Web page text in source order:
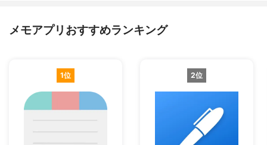
メモアプリおすすめランキング
1位 2位